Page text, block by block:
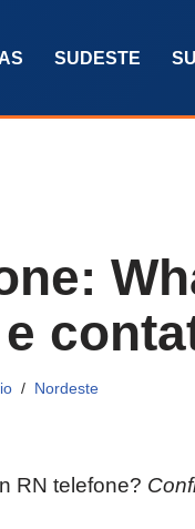
SUDESTE
Nordeste
RN telefone?